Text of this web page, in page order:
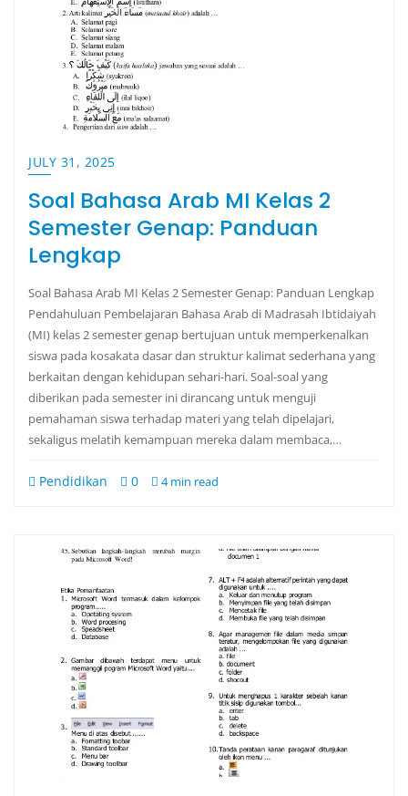
JULY 31, 2025
Soal Bahasa Arab MI Kelas 2
Semester Genap: Panduan
Lengkap
Soal Bahasa Arab MI Kelas 2 Semester Genap: Panduan Lengkap
Pendahuluan Pembelajaran Bahasa Arab di Madrasah Ibtidaiyah
(MI) kelas 2 semester genap bertujuan untuk memperkenalkan
siswa pada kosakata dasar dan struktur kalimat sederhana yang
berkaitan dengan kehidupan sehari-hari. Soal-soal yang
diberikan pada semester ini dirancang untuk menguji
pemahaman siswa terhadap materi yang telah dipelajari,
sekaligus melatih kemampuan mereka dalam membaca,…
Pendidikan 0 4 min read